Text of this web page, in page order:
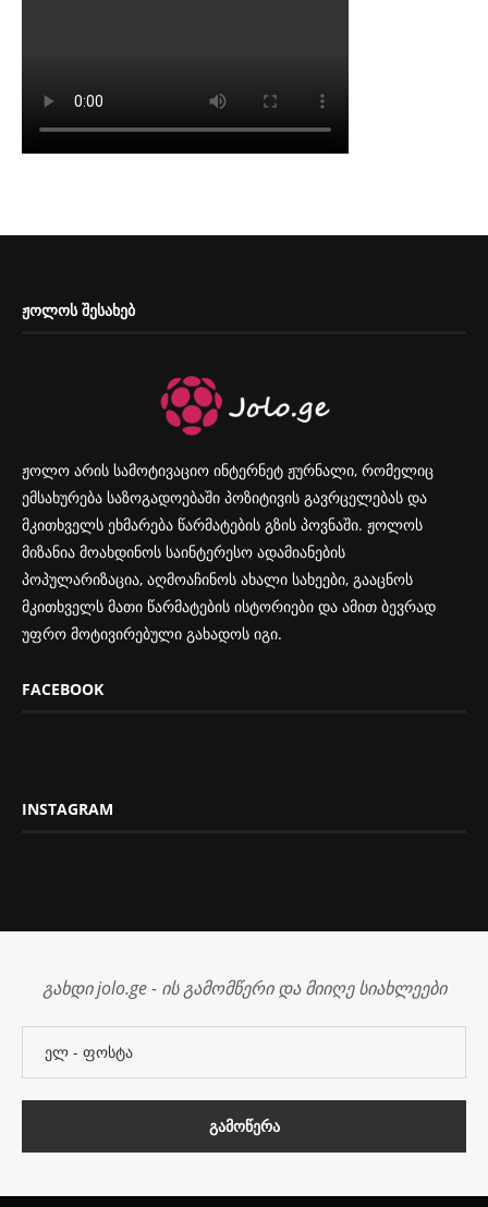
ᲟᲝᲚᲝᲡ ᲨᲔᲡᲐᲮᲔᲑ
ჟოლო არის სამოტივაციო ინტერნეტ ჟურნალი, რომელიც
ემსახურება საზოგადოებაში პოზიტივის გავრცელებას და
მკითხველს ეხმარება წარმატების გზის პოვნაში. ჟოლოს
მიზანია მოახდინოს საინტერესო ადამიანების
პოპულარიზაცია, აღმოაჩინოს ახალი სახეები, გააცნოს
მკითხველს მათი წარმატების ისტორიები და ამით ბევრად
უფრო მოტივირებული გახადოს იგი.
FACEBOOK
INSTAGRAM
გახდი jolo.ge - ის გამომწერი და მიიღე სიახლეები